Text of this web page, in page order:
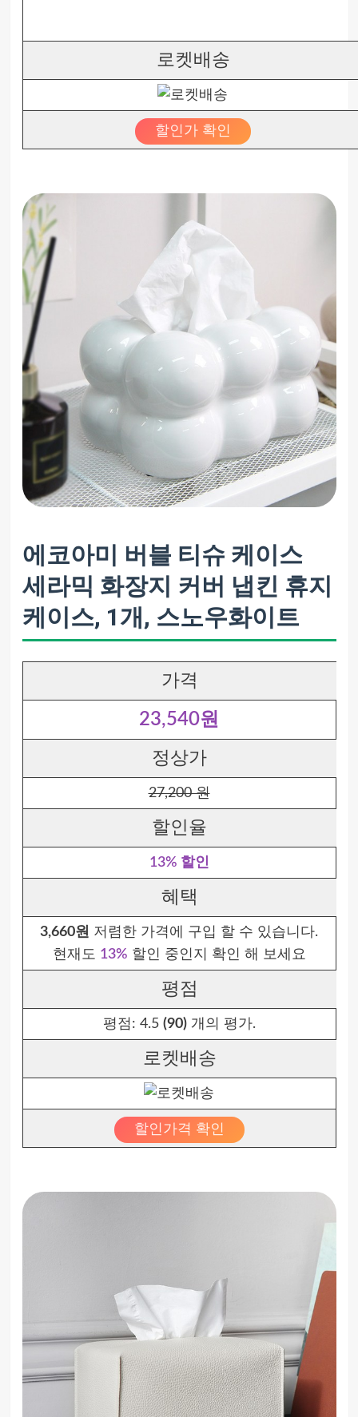
로켓배송
할인가 확인
에코아미 버블 티슈 케이스
세라믹 화장지 커버 냅킨 휴지
케이스, 1개, 스노우화이트
가격
23,540원
정상가
27,200 원
할인율
13% 할인
혜택
3,660원 저렴한 가격에 구입 할 수 있습니다.
현재도 13% 할인 중인지 확인 해 보세요
평점
평점: 4.5 (90)개의 평가.
로켓배송
할인가격 확인